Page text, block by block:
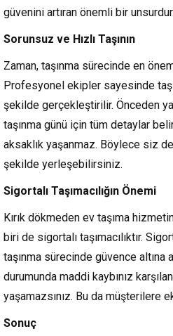
güvenini artıran önemli bir unsurdur.
Sorunsuz ve Hızlı Taşının
Zaman, taşınma sürecinde en
Profesyonel ekipler sayesinde
şekilde gerçekleştirilir. Önceden
taşınma günü için tüm detaylar
aksaklık yaşanmaz. Böylece siz
şekilde yerleşebilirsiniz.
Sigortalı Taşımacılığın Önemi
Kırık dökmeden ev taşıma
biri de sigortalı taşımacılıktır.
taşınma sürecinde güvence altına
durumunda maddi kaybınız
yaşamazsınız. Bu da müşterilere
Sonuç